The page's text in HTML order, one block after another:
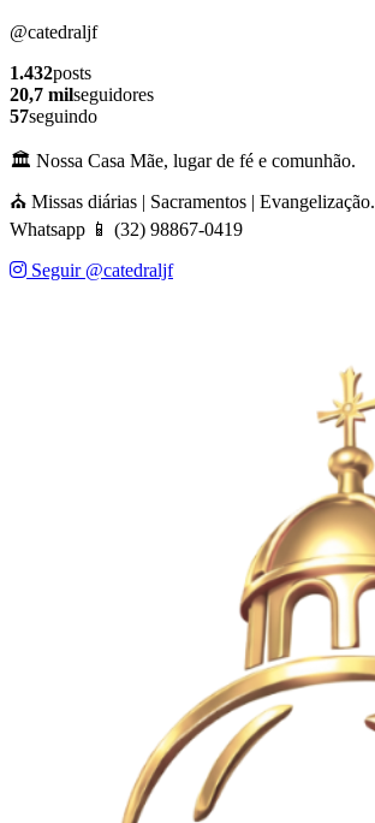
@catedraljf
1.432posts
20,7 milseguidores
57seguindo
🏛️ Nossa Casa Mãe, lugar de fé e comunhão.
⛪ Missas diárias | Sacramentos | Evangelização.
Whatsapp 📱 (32) 98867-0419
Seguir @catedraljf